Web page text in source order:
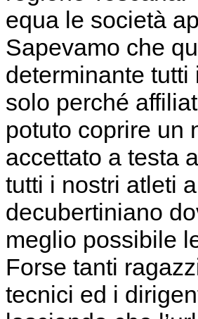
equa le società
Sapevamo che
determinante
solo perché
potuto coprire un
accettato a testa
tutti i nostri atleti
decubertiniano
meglio possibile
Forse tanti
tecnici ed i